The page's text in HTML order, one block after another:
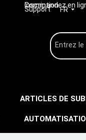
Inscription
Commandez en
Support FR
ARTICLES DE